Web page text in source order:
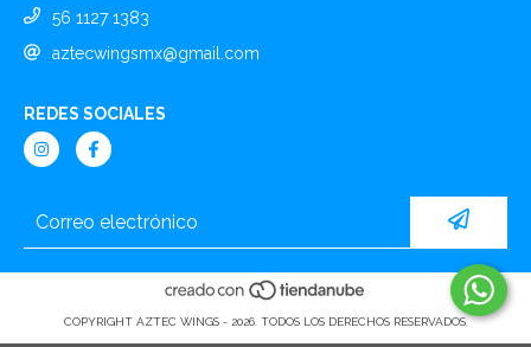
56 1127 1383
aztecwingsmx@gmail.com
REDES SOCIALES
COPYRIGHT AZTEC WINGS - 2026. TODOS LOS DERECHOS RESERVADOS.